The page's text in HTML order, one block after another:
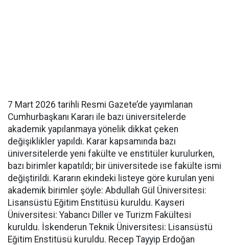
7 Mart 2026 tarihli Resmi Gazete’de yayımlanan
Cumhurbaşkanı Kararı ile bazı üniversitelerde
akademik yapılanmaya yönelik dikkat çeken
değişiklikler yapıldı. Karar kapsamında bazı
üniversitelerde yeni fakülte ve enstitüler kurulurken,
bazı birimler kapatıldı; bir üniversitede ise fakülte ismi
değiştirildi. Kararın ekindeki listeye göre kurulan yeni
akademik birimler şöyle: Abdullah Gül Üniversitesi:
Lisansüstü Eğitim Enstitüsü kuruldu. Kayseri
Üniversitesi: Yabancı Diller ve Turizm Fakültesi
kuruldu. İskenderun Teknik Üniversitesi: Lisansüstü
Eğitim Enstitüsü kuruldu. Recep Tayyip Erdoğan